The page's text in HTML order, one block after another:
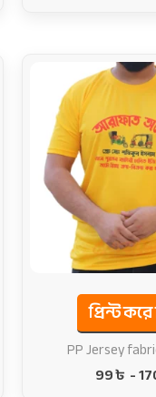
প্রিন্ট
PP Jersey
99৳ -